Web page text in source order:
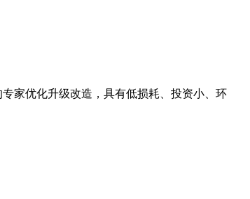
家优化升级改造，具有低损耗、投资小、环